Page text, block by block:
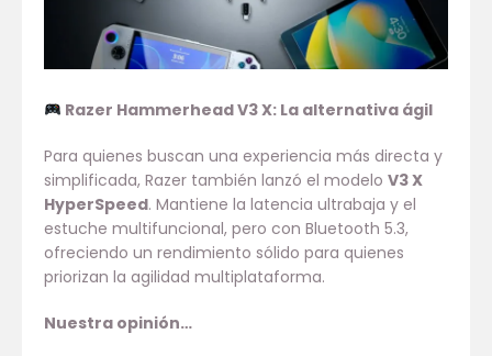
Razer Hammerhead V3 X: La alternativa ágil
Para quienes buscan una experiencia más directa y
simplificada, Razer también lanzó el modelo V3 X
HyperSpeed. Mantiene la latencia ultrabaja y el
estuche multifuncional, pero con Bluetooth 5.3,
ofreciendo un rendimiento sólido para quienes
priorizan la agilidad multiplataforma.
Nuestra opinión…